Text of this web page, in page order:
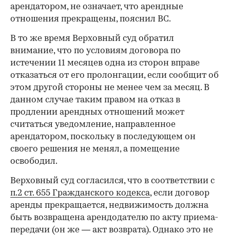
арендатором, не означает, что арендные
отношения прекращены, пояснил ВС.
В то же время Верховный суд обратил
внимание, что по условиям договора по
истечении 11 месяцев одна из сторон вправе
отказаться от его пролонгации, если сообщит об
этом другой стороны не менее чем за месяц. В
данном случае таким правом на отказ в
продлении арендных отношений может
считаться уведомление, направленное
арендатором, поскольку в последующем он
своего решения не менял, а помещение
освободил.
Верховный суд согласился, что в соответствии с
п.2 ст. 655 Гражданского кодекса, если договор
аренды прекращается, недвижимость должна
быть возвращена арендодателю по акту приема-
передачи (он же — акт возврата). Однако это не